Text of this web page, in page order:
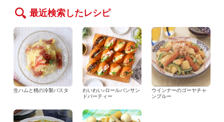
最近検索したレシピ
生ハムと桃の冷製パスタ
わいわい♪ロールパンサン
ドパーティー
ウインナーのゴーヤチャ
ンプルー